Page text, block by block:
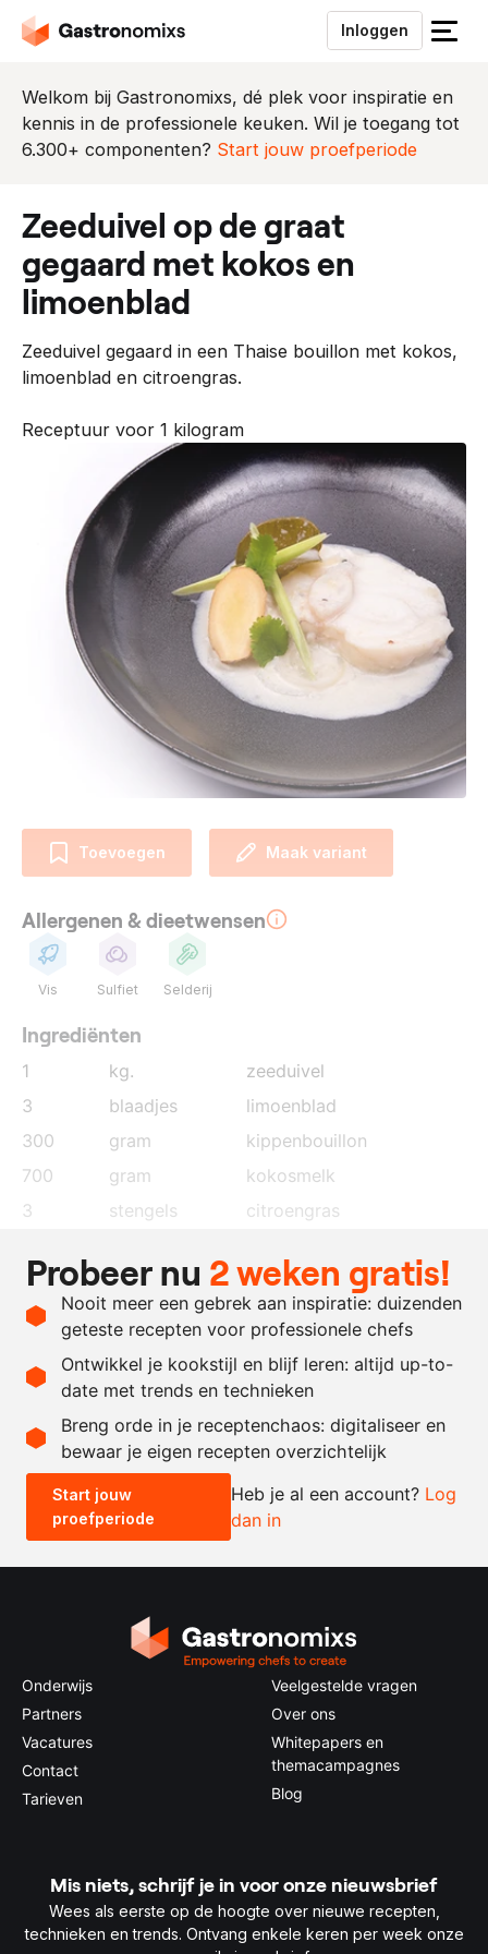
Inloggen
S
u
i
Welkom bij Gastronomixs, dé plek voor inspiratie en
kennis in de professionele keuken. Wil je toegang tot
6.300+ componenten? Start jouw proefperiode
zeeduivel op de graat
gegaard met kokos en
limoenblad
Zeeduivel gegaard in een Thaise bouillon met kokos,
limoenblad en citroengras.
Receptuur voor 1 kilogram
Toevoegen Maak variant
Allergenen & dieetwensen
Vis Sulfiet Selderij
Ingrediënten
1 kg.
zeeduivel
3
blaadjes
limoenblad
300
gram
kippenbouillon
700
gram
kokosmelk
3
stengels
citroengras
tenen
knoflook
100
gram
gember
Recept omrekenen
- +
0.5x 1x 2x
Probeer nu 2 weken gratis!
Nooit meer een gebrek aan inspiratie: duizenden
geteste recepten voor professionele chefs
Ontwikkel je kookstijl en blijf leren: altijd up-to-
date met trends en technieken
Breng orde in je receptenchaos: digitaliseer en
bewaar je eigen recepten overzichtelijk
Start jouw
proefperiode
Heb je al een account? Log
dan in
Onderwijs
Partners
Vacatures
Contact
Tarieven
Veelgestelde vragen
Over ons
Whitepapers en
themacampagnes
Blog
Mis niets, schrijf je in voor onze nieuwsbrief
Wees als eerste op de hoogte over nieuwe recepten,
technieken en trends. Ontvang enkele keren per week onze